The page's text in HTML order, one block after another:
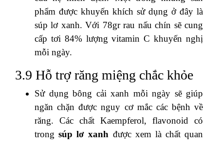
phẩm được khuyến khích sử dụng ở đây là
súp lơ xanh. Với 78gr rau nấu chín sẽ cung
cấp tơi 84% lượng vitamin C khuyến nghị
mỗi ngày.
3.9 Hỗ trợ răng miệng chắc khỏe
Sử dụng bông cải xanh mỗi ngày sẽ giúp
ngăn chặn được nguy cơ mắc các bệnh về
răng. Các chất Kaempferol, flavonoid có
trongsúp lơ xanh được xem là chất quan